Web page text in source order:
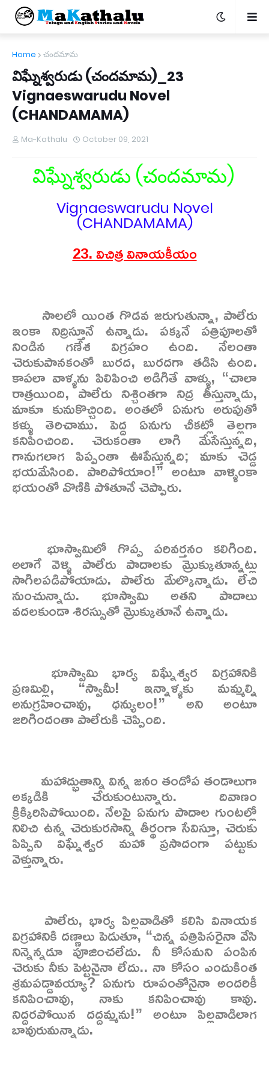
Home చందమామ
విఘ్నేశ్వరుడు (చందమామ)_23
Vignaeswarudu Novel
(CHANDAMAMA)
Ma-Kathalu October 09, 2021
విఘ్నేశ్వరుడు (చందమామ)
Vignaeswarudu Novel
(CHANDAMAMA)
23. విచిత్ర వినాయకీయం
సాలలో యింత గొడవ జరుగుతున్నా, పాలేరు
ఇంకా నిద్రిస్తూనే ఉన్నాడు. పక్కనే పత్రిపూలతో
నిండిన గణేశ విగ్రహం ఉంది. నేలంతా
చెరుకుపానకంతో బురద, బురదగా తడిసి ఉంది.
కాపలా వాళ్ళను పిలిపించి అడిగితే వాళ్ళు, “చాలా
రాత్రయింది, పాలేరు నిశ్చింతగా నిద్ర తీస్తున్నాడు,
మాకూ కునుకొచ్చింది. అంతలో ఏనుగు అరుపుతో
కళ్ళు తెరిచాము. పెద్ద ఏనుగు చీకట్లో తెల్లగా
కనిపించింది. చెరుకంతా లాగి మేసేస్తున్నది,
గానుగలాగ పిప్పంతా ఊపేస్తున్నది; మాకు చెడ్డ
భయమేసింది. పారిపోయాం!” అంటూ వాళ్ళింకా
భయంతో వొణికి పోతూనే చెప్పారు.
భూస్వామిలో గొప్ప పరివర్తనం కలిగింది.
అలాగే వెళ్ళి పాలేరు పాదాలకు మ్రొక్కుతూన్నట్లు
సాగిలపడిపోయాడు. పాలేరు మేల్కొన్నాడు. లేచి
నుంచున్నాడు. భూస్వామి అతని పాదాలు
వదలకుండా శిరస్సుతో మ్రొక్కుతూనే ఉన్నాడు.
భూస్వామి భార్య విఘ్నేశ్వర విగ్రహానికి
ప్రణమిల్లి, “స్వామీ! ఇన్నాళ్ళకు మమ్మల్ని
అనుగ్రహించావు, ధన్యులం!” అని అంటూ
జరిగిందంతా పాలేరుకి చెప్పింది.
మహాద్భుతాన్ని విన్న జనం తండోప తండాలుగా
అక్కడికి చేరుకుంటున్నారు. దివాణం
క్రిక్కిరిసిపోయింది. నేలపై ఏనుగు పాదాల గుంటల్లో
నిలిచి ఉన్న చెరుకురసాన్ని తీర్థంగా సేవిస్తూ, చెరుకు
పిప్పిని విఘ్నేశ్వర మహా ప్రసాదంగా పట్టుకు
వెళ్తున్నారు.
పాలేరు, భార్య పిల్లవాడితో కలిసి వినాయక
విగ్రహానికి దణ్ణాలు పెడుతూ, “చిన్న పత్రిపిసరైనా వేసి
నిన్నెన్నడూ పూజించలేదు. నీ కోసమని పంపిన
చెరుకు నీకు పెట్టనైనా లేదు.. నా కోసం ఎందుకింత
శ్రమపడ్డావయ్యా? ఏనుగు రూపంతోనైనా అందరికీ
కనిపించావు, నాకు కనిపించావు కావు.
నిద్దరపోయిన దద్దమ్మను!” అంటూ పిల్లవాడిలాగ
బావురుమన్నాడు.